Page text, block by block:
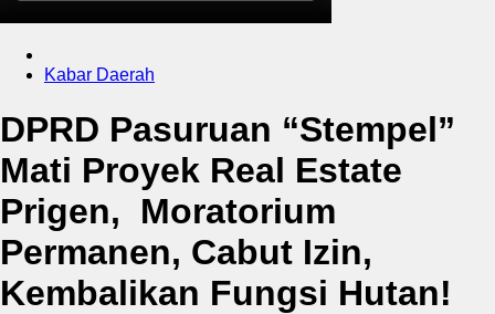
Kabar Daerah
DPRD Pasuruan “Stempel”
Mati Proyek Real Estate
Prigen, Moratorium
Permanen, Cabut Izin,
Kembalikan Fungsi Hutan!